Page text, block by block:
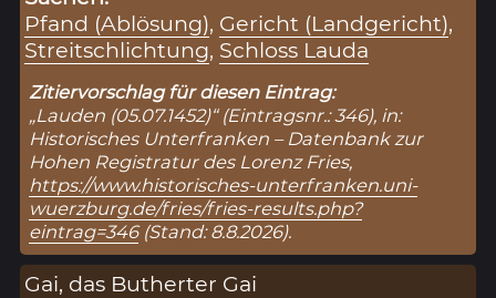
Pfand (Ablösung), Gericht (Landgericht),
Streitschlichtung, Schloss Lauda
Zitiervorschlag für diesen Eintrag:
„Lauden (05.07.1452)“ (Eintragsnr.: 346), in:
Historisches Unterfranken – Datenbank zur
Hohen Registratur des Lorenz Fries,
https://www.historisches-unterfranken.uni-
wuerzburg.de/fries/fries-results.php?
eintrag=346(Stand: 8.8.2026).
Gai, das Butherter Gai